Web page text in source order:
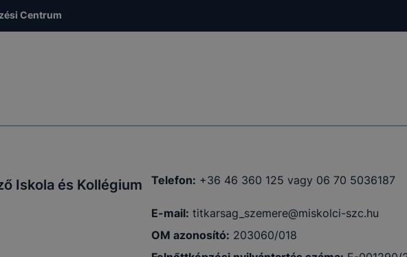
Centrum
Iskola és Kollégium Telefon: +36 46 360 125 vagy 06 70 5036187
E-mail: titkarsag_szemere@miskolci-szc.hu
OM azonosító: 203060/018